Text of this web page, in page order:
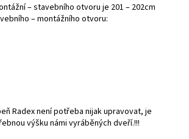
– stavebního otvoru je 201 – 202cm
– montážního otvoru:
Radex není potřeba nijak upravovat, je
výšku námi vyráběných dveří.!!!